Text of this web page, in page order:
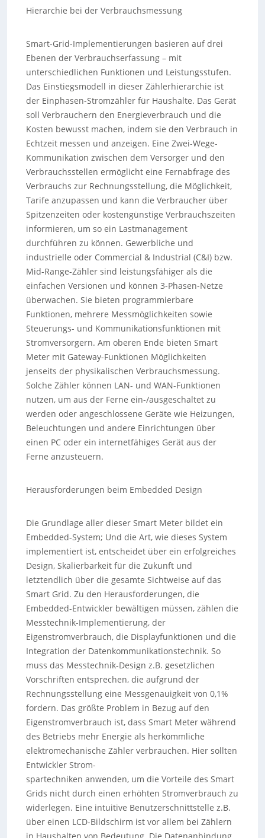
Hierarchie bei der Verbrauchsmessung
Smart-Grid-Implementierungen basieren auf drei
Ebenen der Verbrauchserfassung – mit
unterschiedlichen Funktionen und Leistungsstufen.
Das Einstiegsmodell in dieser Zählerhierarchie ist
der Einphasen-Stromzähler für Haushalte. Das Gerät
soll Verbrauchern den Energieverbrauch und die
Kosten bewusst machen, indem sie den Verbrauch in
Echtzeit messen und anzeigen. Eine Zwei-Wege-
Kommunikation zwischen dem Versorger und den
Verbrauchsstellen ermöglicht eine Fernabfrage des
Verbrauchs zur Rechnungsstellung, die Möglichkeit,
Tarife anzupassen und kann die Verbraucher über
Spitzenzeiten oder kostengünstige Verbrauchszeiten
informieren, um so ein Lastmanagement
durchführen zu können. Gewerbliche und
industrielle oder Commercial & Industrial (C&I) bzw.
Mid-Range-Zähler sind leistungsfähiger als die
einfachen Versionen und können 3-Phasen-Netze
überwachen. Sie bieten programmierbare
Funktionen, mehrere Messmöglichkeiten sowie
Steuerungs- und Kommunikationsfunktionen mit
Stromversorgern. Am oberen Ende bieten Smart
Meter mit Gateway-Funktionen Möglichkeiten
jenseits der physikalischen Verbrauchsmessung.
Solche Zähler können LAN- und WAN-Funktionen
nutzen, um aus der Ferne ein-/ausgeschaltet zu
werden oder angeschlossene Geräte wie Heizungen,
Beleuchtungen und andere Einrichtungen über
einen PC oder ein internetfähiges Gerät aus der
Ferne anzusteuern.
Herausforderungen beim Embedded Design
Die Grundlage aller dieser Smart Meter bildet ein
Embedded-System; Und die Art, wie dieses System
implementiert ist, entscheidet über ein erfolgreiches
Design, Skalierbarkeit für die Zukunft und
letztendlich über die gesamte Sichtweise auf das
Smart Grid. Zu den Herausforderungen, die
Embedded-Entwickler bewältigen müssen, zählen die
Messtechnik-Implementierung, der
Eigenstromverbrauch, die Displayfunktionen und die
Integration der Datenkommunikationstechnik. So
muss das Messtechnik-Design z.B. gesetzlichen
Vorschriften entsprechen, die aufgrund der
Rechnungsstellung eine Messgenauigkeit von 0,1%
fordern. Das größte Problem in Bezug auf den
Eigenstromverbrauch ist, dass Smart Meter während
des Betriebs mehr Energie als herkömmliche
elektromechanische Zähler verbrauchen. Hier sollten
Entwickler Strom-
spartechniken anwenden, um die Vorteile des Smart
Grids nicht durch einen erhöhten Stromverbrauch zu
widerlegen. Eine intuitive Benutzerschnittstelle z.B.
über einen LCD-Bildschirm ist vor allem bei Zählern